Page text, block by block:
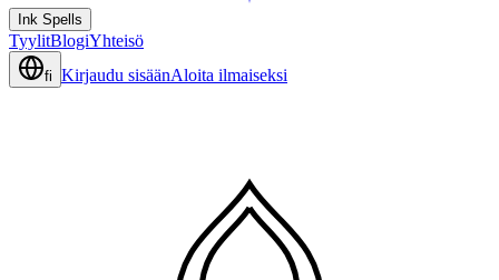
Ink Spells
TyylitBlogiYhteisö
fi Kirjaudu sisäänAloita ilmaiseksi